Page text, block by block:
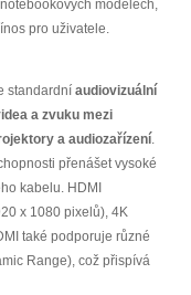
modelech,
pro uživatele.
standardní audiovizuální
a zvuku mezi
a audiozařízení.
přenášet vysoké
kabelu. HDMI
x 1080 pixelů), 4K
také podporuje různé
Range), což přispívá